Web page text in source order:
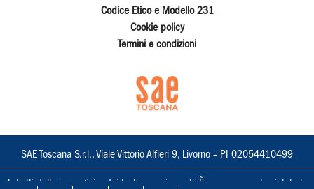
Codice Etico e Modello 231
Cookie policy
Termini e condizioni
SAE Toscana S.r.l., Viale Vittorio Alfieri 9, Livorno – PI 02054410499
I diritti delle immagini e dei testi sono riservati. È espressamente vietata la